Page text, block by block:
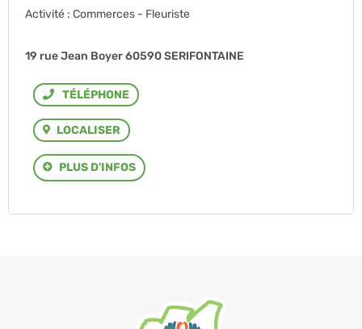
Activité : Commerces - Fleuriste
19 rue Jean Boyer 60590 SERIFONTAINE
Téléphone
LOCALISER
PLUS D'INFOS